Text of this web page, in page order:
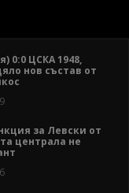
0:0 ЦСКА 1948,
нов състав от
за Левски от
централа не